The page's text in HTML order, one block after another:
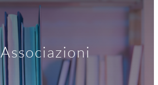
Associazioni